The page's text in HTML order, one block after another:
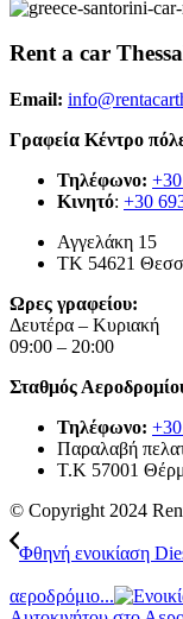
Rent a car
Email:
Γραφεία Κέντρο
Τηλέφωνο:
Κινητό: +30
Αγγελάκη 15
ΤΚ 54621
Ωρες γραφείου:
Δευτέρα – Κυριακή
09:00 – 20:00
Σταθμός
Τηλέφωνο:
Παραλαβή
Τ.Κ 57001
© Copyright 2024
Φθηνή ενοικίαση
αεροδρόμιο...